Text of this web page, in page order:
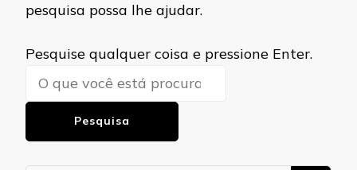
pesquisa possa lhe ajudar.
Procurando
algo?
Pesquise qualquer coisa e pressione Enter.